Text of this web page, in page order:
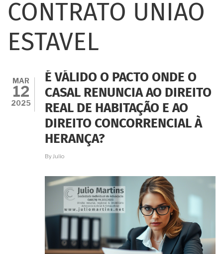
CONTRATO UNIAO
ESTAVEL
MAR
12
2025
É VÁLIDO O PACTO ONDE O
CASAL RENUNCIA AO DIREITO
REAL DE HABITAÇÃO E AO
DIREITO CONCORRENCIAL À
HERANÇA?
By Julio